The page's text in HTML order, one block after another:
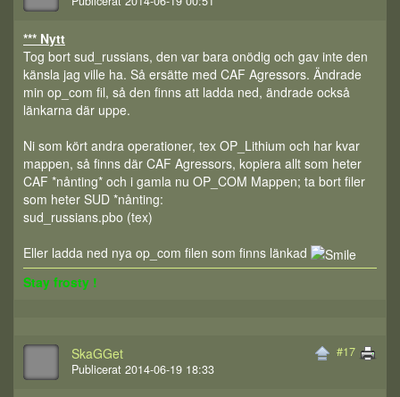
*** Nytt
Tog bort sud_russians, den var bara onödig och gav inte den
känsla jag ville ha. Så ersätte med CAF Agressors. Ändrade
min op_com fil, så den finns att ladda ned, ändrade också
länkarna där uppe.
Ni som kört andra operationer, tex OP_Lithium och har kvar
mappen, så finns där CAF Agressors, kopiera allt som heter
CAF *nånting* och i gamla nu OP_COM Mappen; ta bort filer
som heter SUD *nånting:
sud_russians.pbo (tex)
Eller ladda ned nya op_com filen som finns länkad
Stay frosty !
#17
SkaGGet
Publicerat 2014-06-19 18:33